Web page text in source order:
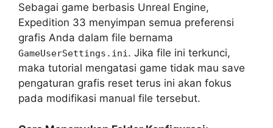
Sebagai game berbasis Unreal Engine,
Expedition 33 menyimpan semua preferensi
grafis Anda dalam file bernama
GameUserSettings.ini. Jika file ini terkunci,
maka tutorial mengatasi game tidak mau save
pengaturan grafis reset terus ini akan fokus
pada modifikasi manual file tersebut.